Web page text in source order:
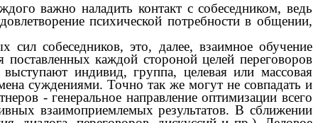
важно наладить контакт с собеседником, ведь
психической потребности в общении,
сил собеседников, это, далее, взаимное обучение
каждой стороной целей переговоров
индивид, группа, целевая или массовая
суждениями. Точно так же могут не совпадать и
- генеральное направление оптимизации всего
взаимоприемлемых результатов. В сближении